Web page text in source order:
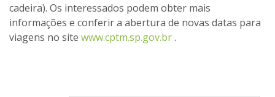
cadeira). Os interessados podem obter mais
informações e conferir a abertura de novas datas para
viagens no site www.cptm.sp.gov.br.